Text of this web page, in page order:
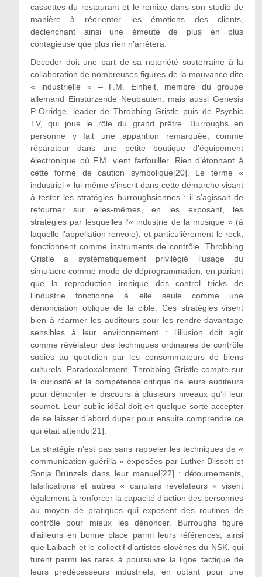
cassettes du restaurant et le remixe dans son studio de
manière à réorienter les émotions des clients,
déclenchant ainsi une émeute de plus en plus
contagieuse que plus rien n’arrêtera.
Decoder doit une part de sa notoriété souterraine à la
collaboration de nombreuses figures de la mouvance dite
« industrielle » – F.M. Einheit, membre du groupe
allemand Einstürzende Neubauten, mais aussi Genesis
P-Orridge, leader de Throbbing Gristle puis de Psychic
TV, qui joue le rôle du grand prêtre. Burroughs en
personne y fait une apparition remarquée, comme
réparateur dans une petite boutique d’équipement
électronique où F.M. vient farfouiller. Rien d’étonnant à
cette forme de caution symbolique[20]. Le terme «
industriel » lui-même s’inscrit dans cette démarche visant
à tester les stratégies burroughsiennes : il s’agissait de
retourner sur elles-mêmes, en les exposant, les
stratégies par lesquelles l’« industrie de la musique » (à
laquelle l’appellation renvoie), et particulièrement le rock,
fonctionnent comme instruments de contrôle. Throbbing
Gristle a systématiquement privilégié l’usage du
simulacre comme mode de déprogrammation, en pariant
que la reproduction ironique des control tricks de
l’industrie fonctionne à elle seule comme une
dénonciation oblique de la cible. Ces stratégies visent
bien à réarmer les auditeurs pour les rendre davantage
sensibles à leur environnement : l’illusion doit agir
comme révélateur des techniques ordinaires de contrôle
subies au quotidien par les consommateurs de biens
culturels. Paradoxalement, Throbbing Gristle compte sur
la curiosité et la compétence critique de leurs auditeurs
pour démonter le discours à plusieurs niveaux qu’il leur
soumet. Leur public idéal doit en quelque sorte accepter
de se laisser d’abord duper pour ensuite comprendre ce
qui était attendu[21].
La stratégie n’est pas sans rappeler les techniques de «
communication-guérilla » exposées par Luther Blissett et
Sonja Brünzels dans leur manuel[22] : détournements,
falsifications et autres « canulars révélateurs » visent
également à renforcer la capacité d’action des personnes
au moyen de pratiques qui exposent des routines de
contrôle pour mieux les dénoncer. Burroughs figure
d’ailleurs en bonne place parmi leurs références, ainsi
que Laibach et le collectif d’artistes slovènes du NSK, qui
furent parmi les rares à poursuivre la ligne tactique de
leurs prédécesseurs industriels, en optant pour une